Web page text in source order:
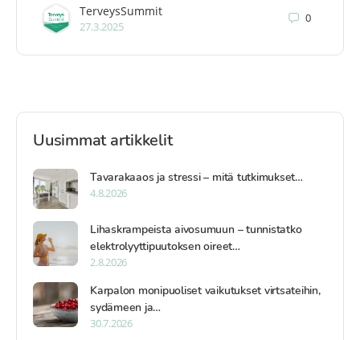
TerveysSummit
27.3.2025
0
Uusimmat artikkelit
Tavarakaaos ja stressi – mitä tutkimukset…
4.8.2026
Lihaskrampeista aivosumuun – tunnistatko
elektrolyyttipuutoksen oireet…
2.8.2026
Karpalon monipuoliset vaikutukset virtsateihin,
sydämeen ja…
30.7.2026